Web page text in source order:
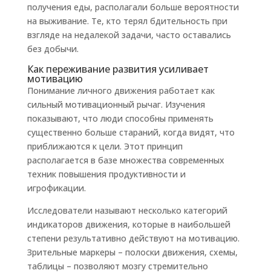
получения еды, располагали больше вероятности
на выживание. Те, кто терял бдительность при
взгляде на недалекой задачи, часто оставались
без добычи.
Как переживание развития усиливает
мотивацию
Понимание личного движения работает как
сильный мотивационный рычаг. Изучения
показывают, что люди способны применять
существенно больше стараний, когда видят, что
приближаются к цели. Этот принцип
располагается в базе множества современных
техник повышения продуктивности и
игрофикации.
Исследователи называют несколько категорий
индикаторов движения, которые в наибольшей
степени результативно действуют на мотивацию.
Зрительные маркеры – полоски движения, схемы,
таблицы – позволяют мозгу стремительно